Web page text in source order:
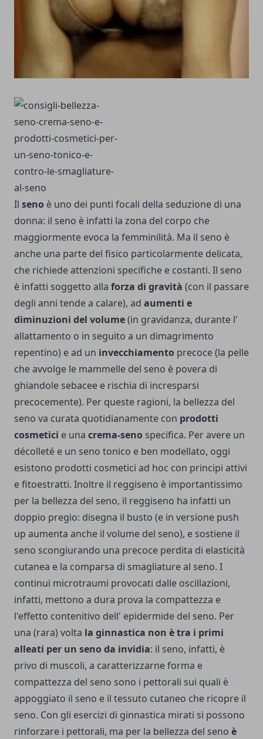
Il seno è uno dei punti focali della seduzione di una
donna: il seno è infatti la zona del corpo che
maggiormente evoca la femminilità. Ma il seno è
anche una parte del fisico particolarmente delicata,
che richiede attenzioni specifiche e costanti. Il seno
è infatti soggetto alla forza di gravità (con il passare
degli anni tende a calare), ad aumenti e
diminuzioni del volume(in gravidanza, durante l'
allattamento o in seguito a un dimagrimento
repentino) e ad un invecchiamento precoce (la pelle
che avvolge le mammelle del seno è povera di
ghiandole sebacee e rischia di incresparsi
precocemente). Per queste ragioni, la bellezza del
seno va curata quotidianamente con prodotti
cosmetici e una crema-seno specifica. Per avere un
décolleté e un seno tonico e ben modellato, oggi
esistono prodotti cosmetici ad hoc con principi attivi
e fitoestratti. Inoltre il reggiseno è importantissimo
per la bellezza del seno, il reggiseno ha infatti un
doppio pregio: disegna il busto (e in versione push
up aumenta anche il volume del seno), e sostiene il
seno scongiurando una precoce perdita di elasticità
cutanea e la comparsa di smagliature al seno. I
continui microtraumi provocati dalle oscillazioni,
infatti, mettono a dura prova la compattezza e
l'effetto contenitivo dell' epidermide del seno. Per
una (rara) volta la ginnastica non è tra i primi
alleati per un seno da invidia: il seno, infatti, è
privo di muscoli, a caratterizzarne forma e
compattezza del seno sono i pettorali sui quali è
appoggiato il seno e il tessuto cutaneo che ricopre il
seno. Con gli esercizi di ginnastica mirati si possono
rinforzare i pettorali, ma per la bellezza del seno è